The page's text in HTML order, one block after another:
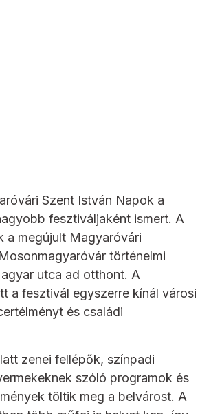
Szent István Napok a
fesztiváljaként ismert. A
a megújult Magyaróvári
történelmi
utca ad otthont. A
a fesztivál egyszerre kínál városi
és családi
zenei fellépők, színpadi
szóló programok és
töltik meg a belvárost. A